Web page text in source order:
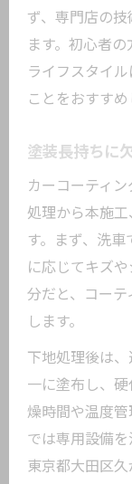
ず、専門店の
ます。初心者
ライフスタイ
ことをおすすめ
塗装長持ちに
カーコーティ
処理から本施
す。まず、洗
に応じてキズ
分だと、コー
します。
下地処理後は
一に塗布し、
燥時間や温度
では専用設備を
東京都大田区